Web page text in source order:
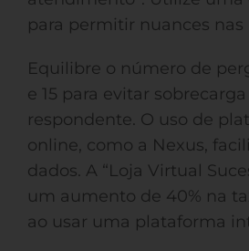
para permitir nuances nas
Equilibre o número de
e 15 para evitar
respondente. O uso de
online, como a Nexus,
dados. A “Loja Virtual
um aumento de 40% na
ao usar uma plataforma